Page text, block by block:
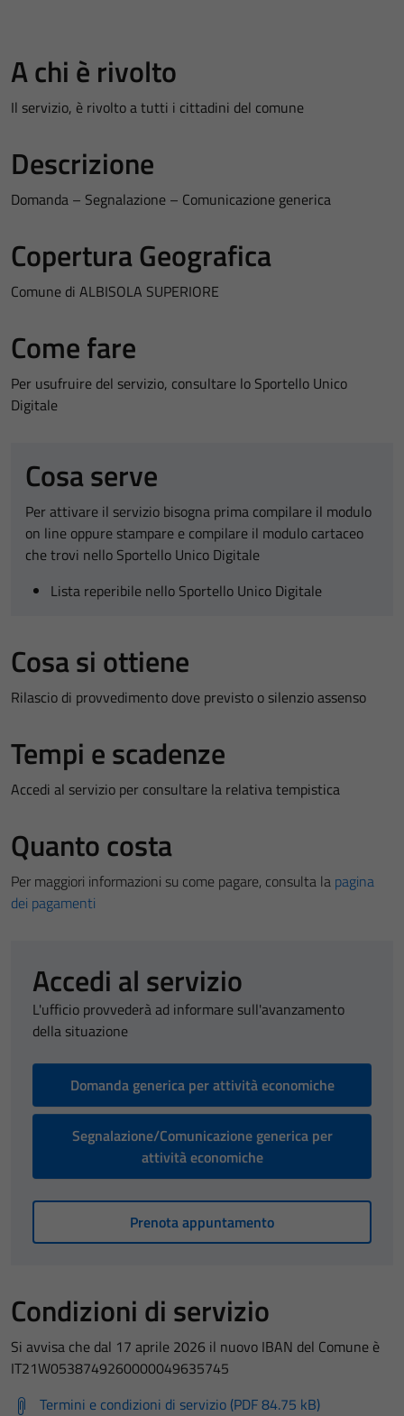
A chi è rivolto
Il servizio, è rivolto a tutti i cittadini del comune
Descrizione
Domanda – Segnalazione – Comunicazione generica
Copertura Geografica
Comune di ALBISOLA SUPERIORE
Come fare
Per usufruire del servizio, consultare lo Sportello Unico
Digitale
Cosa serve
Per attivare il servizio bisogna prima compilare il modulo
on line oppure stampare e compilare il modulo cartaceo
che trovi nello Sportello Unico Digitale
Lista reperibile nello Sportello Unico Digitale
Cosa si ottiene
Rilascio di provvedimento dove previsto o silenzio assenso
Tempi e scadenze
Accedi al servizio per consultare la relativa tempistica
Quanto costa
Per maggiori informazioni su come pagare, consulta la pagina
dei pagamenti
Accedi al servizio
L'ufficio provvederà ad informare sull'avanzamento
della situazione
Domanda generica per attività economiche
Segnalazione/Comunicazione generica per
attività economiche
Prenota appuntamento
Condizioni di servizio
Si avvisa che dal 17 aprile 2026 il nuovo IBAN del Comune è
IT21W0538749260000049635745
Termini e condizioni di servizio (PDF 84.75 kB)